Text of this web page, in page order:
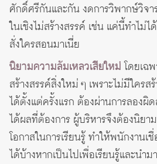
ศักดิ์ศรีกันและกัน งดการวิพากษ์วิจ
ในเชิงไม่สร้างสรรค์ เช่น แค่นี้ทำไม่
สั่งใครสอนมาเนี่ย
นิยามความล้มเหลวเสียใหม่ โดยเฉ
สร้างสรรค์สิ่งใหม่ ๆ เพราะไม่มีใคร
ได้ตั้งแต่ครั้งแรก ต้องผ่านการลองผิ
ได้ผลที่ต้องการ ผู้บริหารจึงต้องนิยา
โอกาสในการเรียนรู้ ทำให้พนักงานเ
ได้บ้างหากเป็นไปเพื่อเรียนรู้และน